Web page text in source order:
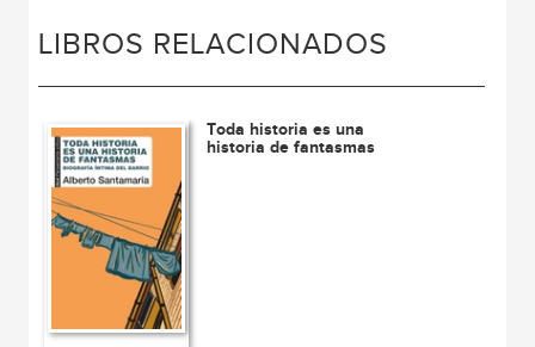
LIBROS RELACIONADOS
Toda historia es una
historia de fantasmas